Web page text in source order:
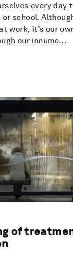
every day
school.
work, it’s our
our innume...
of